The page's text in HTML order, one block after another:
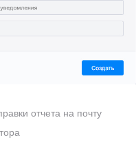
отчета на почту